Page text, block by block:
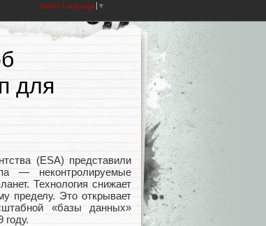
Select Language ▼
для
(ESA) представили
— неконтролируемые
Технология снижает
пределу. Это открывает
«базы данных»
году.